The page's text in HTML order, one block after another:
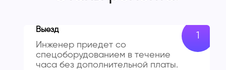
Выезд
Инженер приедет со
спецоборудованием в течение
часа без дополнительной платы.